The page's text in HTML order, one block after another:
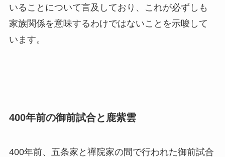
いることについて言及しており、これが必ずしも
家族関係を意味するわけではないことを示唆して
います。
400年前の御前試合と鹿紫雲
400年前、五条家と禪院家の間で行われた御前試合